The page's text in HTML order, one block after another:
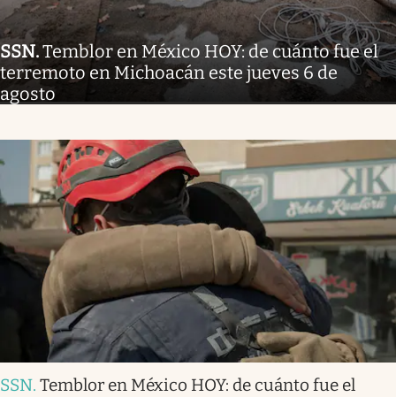
SSN.Temblor en México HOY: de cuánto fue el
terremoto en Michoacán este jueves 6 de
agosto
SSN. Temblor en México HOY: de cuánto fue el